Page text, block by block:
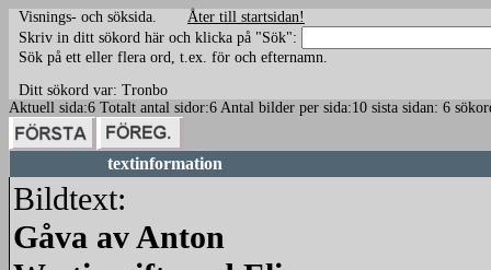
Visnings- och söksida. Åter till startsidan!
Skriv in ditt sökord här och klicka på "Sök":
Sök på ett eller flera ord, t.ex. för och efternamn.
Ditt sökord var: Tronbo
Aktuell sida:6 Totalt antal sidor:6 Antal bilder per sida:10 sista sidan: 6
textinformation
Bildtext:
Gåva av Anton